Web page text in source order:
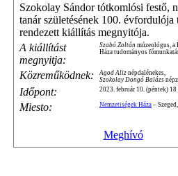
Szokolay Sándor tótkomlósi festő,
tanár születésének 100. évfordulója
rendezett kiállítás megnyitója.
A kiállítást
megnyitja:
Szabó Zoltán múzeológus, a
Háza tudományos
Közreműködnek: Agod Aliz népdalénekes,
Szokolay Dongó Balázs
Időpont: 2023. február 10. (péntek) 18
Miesto: Nemzetiségek Háza –
Meghívó